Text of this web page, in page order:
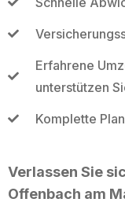
Erfahrene
unterstützen
Komplette
Verlassen Sie
Offenbach am